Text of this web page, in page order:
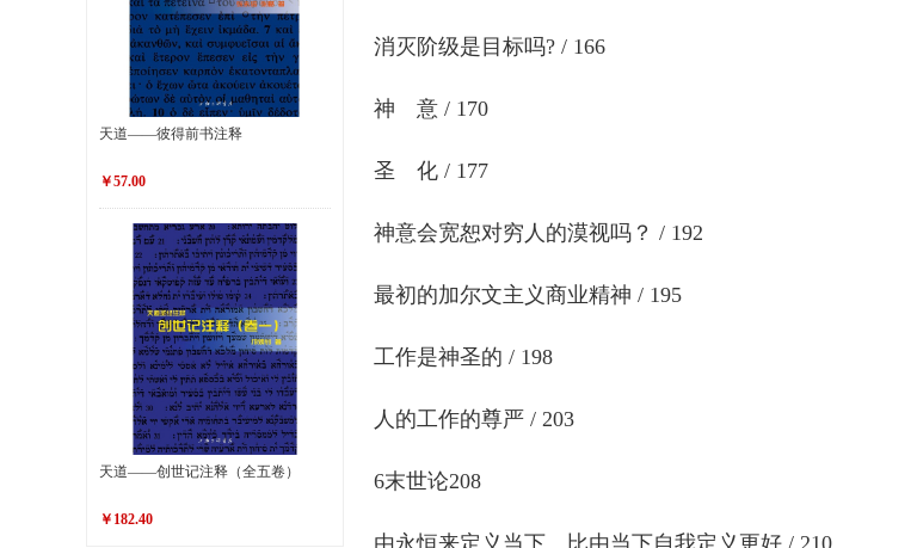
天道——彼得前书注释
￥57.00
天道——创世记注释（全五卷）
￥182.40
消灭阶级是目标吗? / 166
神 意 / 170
圣 化 / 177
神意会宽恕对穷人的漠视吗？ / 192
最初的加尔文主义商业精神 / 195
工作是神圣的 / 198
人的工作的尊严 / 203
6末世论208
由永恒来定义当下 比由当下自我定义更好 / 210